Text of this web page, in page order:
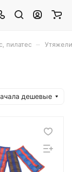
пилатес
дешевые